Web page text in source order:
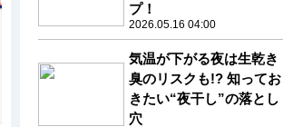
℃
%
29℃
OK
30℃
%
m
30℃
71
東
29℃
71
東
3
28℃
73
東
プ！
2026.05.16 04:00
気温が下がる夜は生乾き
臭のリスクも!? 知ってお
きたい“夜干し”の落とし
穴